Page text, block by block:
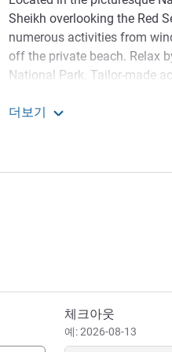
Sheikh overlooking the Red
numerous activities from
off the private beach. Relax
National Park. Tailor-made
offering massages and a
더보기
체크아웃
예: 2026-08-13